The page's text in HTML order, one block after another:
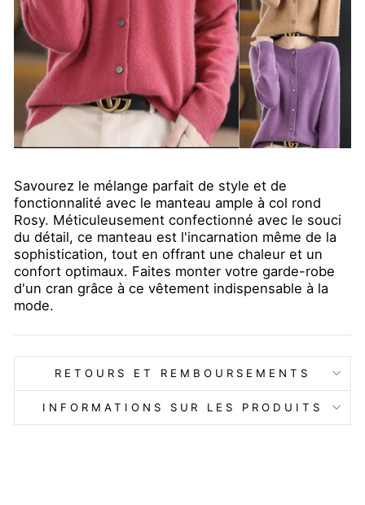
Savourez le mélange parfait de style et de
fonctionnalité avec le manteau ample à col rond
Rosy. Méticuleusement confectionné avec le souci
du détail, ce manteau est l'incarnation même de la
sophistication, tout en offrant une chaleur et un
confort optimaux. Faites monter votre garde-robe
d'un cran grâce à ce vêtement indispensable à la
mode.
RETOURS ET REMBOURSEMENTS
INFORMATIONS SUR LES PRODUITS